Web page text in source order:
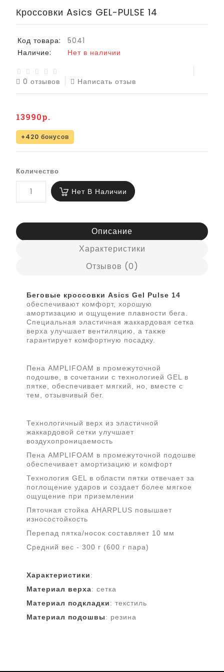
Кроссовки Asics GEL-PULSE 14
Код товара:
5041
Наличие:
Нет в наличии
0 отзывов Написать отзыв
13990р.
+420 бонусов
Количество
Нет В Наличии
Описание
Характеристики
Отзывов (0)
Беговые кроссовки Asics Gel Pulse 14
обеспечивают комфорт, хорошую
амортизацию и ощущение плавности бега.​
Специальная эластичная жаккардовая сетка
верха улучшает вентиляцию, а также
гарантирует комфортную посадку.
Пена AMPLIFOAM в промежуточной
подошве, в сочетании с технологией GEL в
пятке, обеспечивает мягкий, но, вместе с
тем, отзывчивый бег.
Технологичный верх из эластичной
жаккардовой сетки улучшает
воздухопроницаемость
Пена AMPLIFOAM в промежуточной подошве
обеспечивает амортизацию и комфорт
Технология GEL в области пятки отвечает за
поглощение ударов и создает более мягкое
ощущение при приземлении
Пяточная стойка AHARPLUS повышает
износостойкость
Перепад пятка/носок составляет 10 мм
Средний вес - 300 г (600 г пара)
Характеристики:
Материал верха: сетка
Материал подкладки: текстиль
Материал подошвы: резина